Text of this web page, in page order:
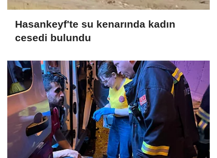
Hasankeyf'te su kenarında kadın
cesedi bulundu